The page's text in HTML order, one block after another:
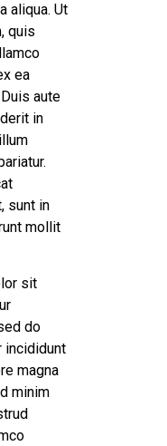
aliqua. Ut
quis
ea
aute
in
sunt in
mollit
sit
do
incididunt
magna
minim